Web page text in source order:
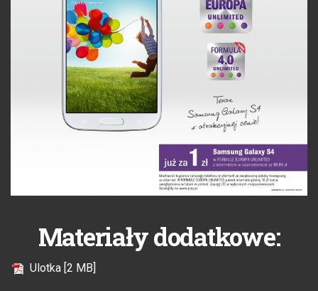
Materiały dodatkowe:
Ulotka [2 MB]